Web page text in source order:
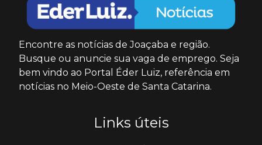
Encontre as notícias de Joaçaba e região.
Busque ou anuncie sua vaga de emprego. Seja
bem vindo ao Portal Éder Luiz, referência em
notícias no Meio-Oeste de Santa Catarina.
Links úteis